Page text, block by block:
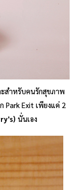
ะสำหรับคนรักสุขภาพ
Park Exit เพียงแค่ 2
นั่นเอง